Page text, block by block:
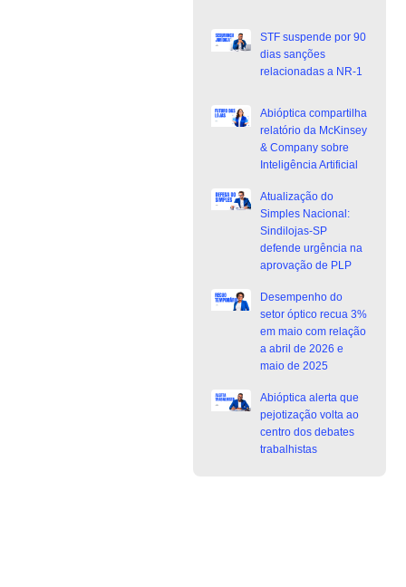
STF suspende por 90
dias sanções
relacionadas a NR-1
Abióptica compartilha
relatório da McKinsey
& Company sobre
Inteligência Artificial
Atualização do
Simples Nacional:
Sindilojas-SP
defende urgência na
aprovação de PLP
Desempenho do
setor óptico recua 3%
em maio com relação
a abril de 2026 e
maio de 2025
Abióptica alerta que
pejotização volta ao
centro dos debates
trabalhistas